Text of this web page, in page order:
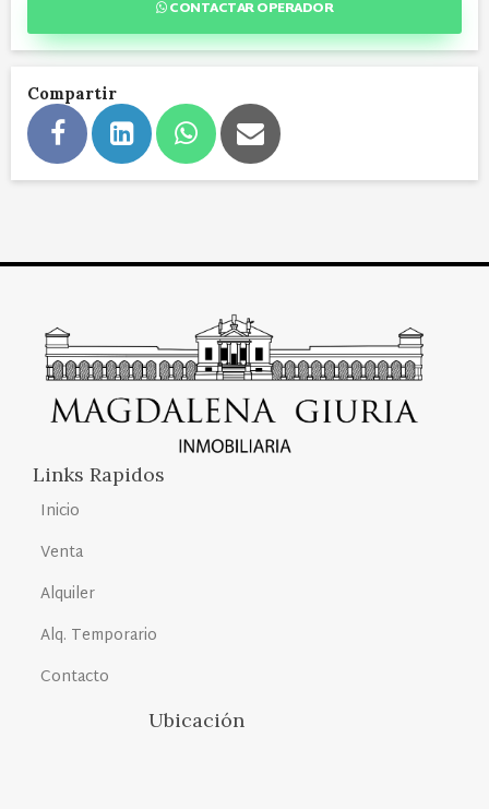
CONTACTAR OPERADOR
Compartir
Links Rapidos
Inicio
Venta
Alquiler
Alq. Temporario
Contacto
Ubicación